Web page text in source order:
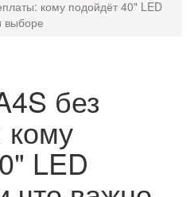
кому подойдёт 40" LED
выборе
без
кому
LED